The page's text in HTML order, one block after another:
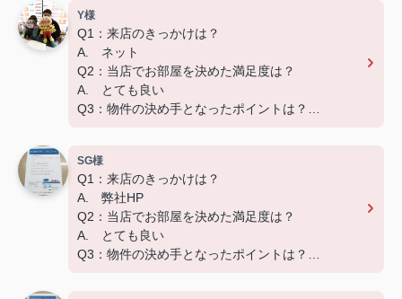
Y様
Q1：来店のきっかけは？
A. ネット
Q2：当店でお部屋を決めた満足度は？
A. とても良い
Q3：物件の決め手となったポイントは？
ーーーーーーーーーーーーーーーーーーーー
この度はご成約いただき、ありがとうございました
☆彡
快適な新生活になることをお祈りしています('ω')
SG様
Q1：来店のきっかけは？
A. 弊社HP
Q2：当店でお部屋を決めた満足度は？
A. とても良い
Q3：物件の決め手となったポイントは？